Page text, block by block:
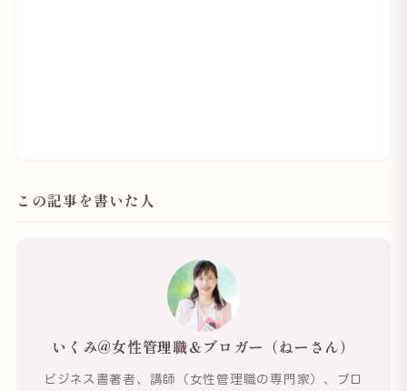
この記事を書いた人
いくみ@女性管理職＆ブロガー（ねーさん）
ビジネス書著者、講師（女性管理職の専門家）、ブロ